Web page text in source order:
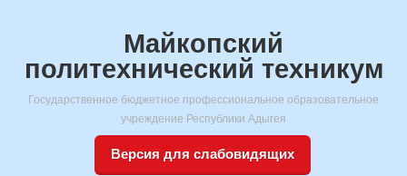
Майкопский
политехнический техникум
Государственное бюджетное профессиональное образовательное
учреждение Республики Адыгея
Версия для слабовидящих